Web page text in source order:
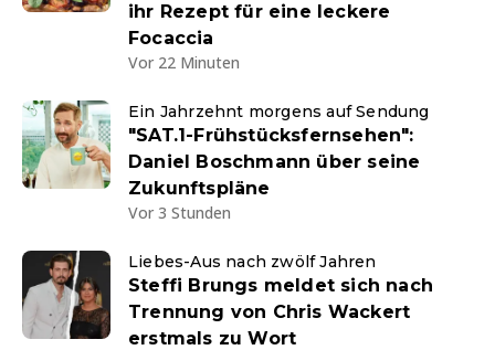
ihr Rezept für eine leckere
Focaccia
Vor 22 Minuten
Ein Jahrzehnt morgens auf Sendung
"SAT.1-Frühstücksfernsehen":
Daniel Boschmann über seine
Zukunftspläne
Vor 3 Stunden
Liebes-Aus nach zwölf Jahren
Steffi Brungs meldet sich nach
Trennung von Chris Wackert
erstmals zu Wort